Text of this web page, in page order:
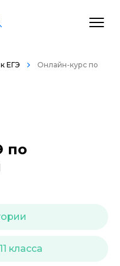
ЕГЭ
Онлайн-курс по
по
класса